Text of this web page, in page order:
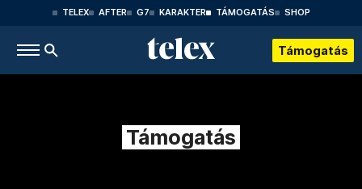
TELEX AFTER G7 KARAKTER TÁMOGATÁS SHOP
Támogatás
Támogatás